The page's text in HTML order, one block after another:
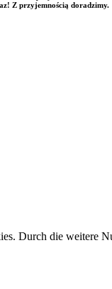
Z przyjemnością doradzimy.
Durch die weitere